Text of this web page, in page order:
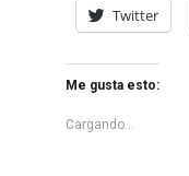
Twitter
Me gusta esto:
Cargando...